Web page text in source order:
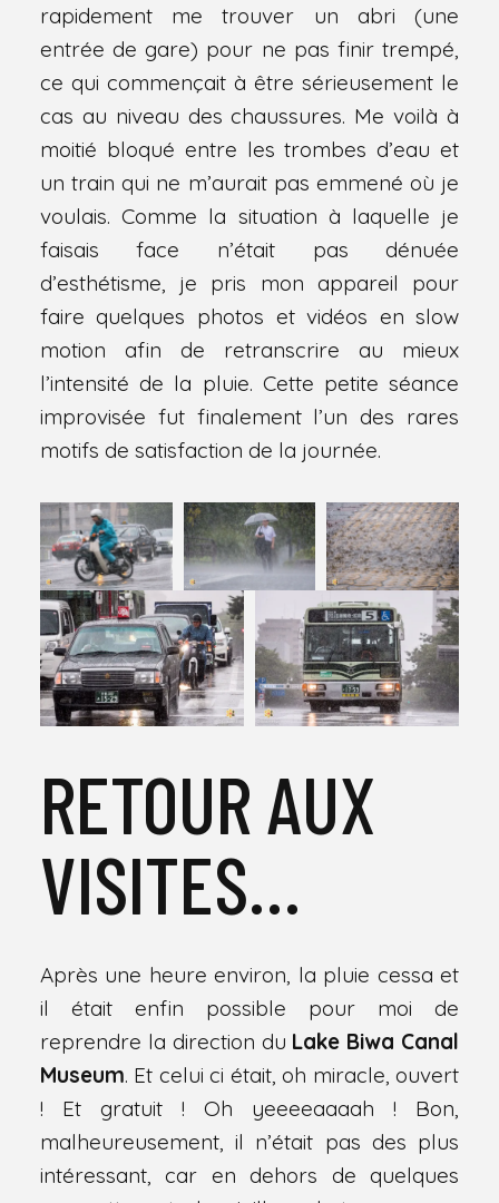
rapidement me trouver un abri (une
entrée de gare) pour ne pas finir trempé,
ce qui commençait à être sérieusement le
cas au niveau des chaussures. Me voilà à
moitié bloqué entre les trombes d’eau et
un train qui ne m’aurait pas emmené où je
voulais. Comme la situation à laquelle je
faisais face n’était pas dénuée
d’esthétisme, je pris mon appareil pour
faire quelques photos et vidéos en slow
motion afin de retranscrire au mieux
l’intensité de la pluie. Cette petite séance
improvisée fut finalement l’un des rares
motifs de satisfaction de la journée.
RETOUR AUX
VISITES…
Après une heure environ, la pluie cessa et
il était enfin possible pour moi de
reprendre la direction du Lake Biwa Canal
Museum. Et celui ci était, oh miracle, ouvert
! Et gratuit ! Oh yeeeeaaaah ! Bon,
malheureusement, il n’était pas des plus
intéressant, car en dehors de quelques